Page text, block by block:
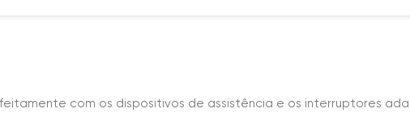
com os dispositivos de assistência e os interruptores